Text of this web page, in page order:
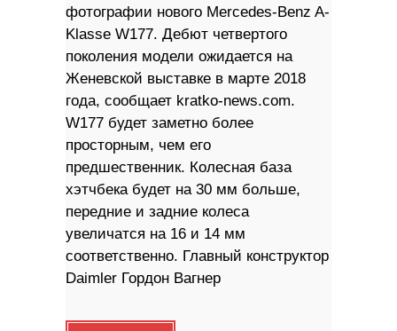
фотографии нового Mercedes-Benz A-
Klasse W177. Дебют четвертого
поколения модели ожидается на
Женевской выставке в марте 2018
года, сообщает kratko-news.com.
W177 будет заметно более
просторным, чем его
предшественник. Колесная база
хэтчбека будет на 30 мм больше,
передние и задние колеса
увеличатся на 16 и 14 мм
соответственно. Главный конструктор
Daimler Гордон Вагнер